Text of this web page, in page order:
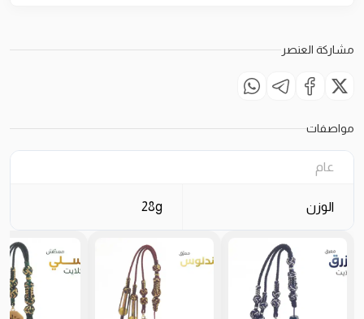
مشاركة العنصر
مواصفات
عام
الوزن 28g